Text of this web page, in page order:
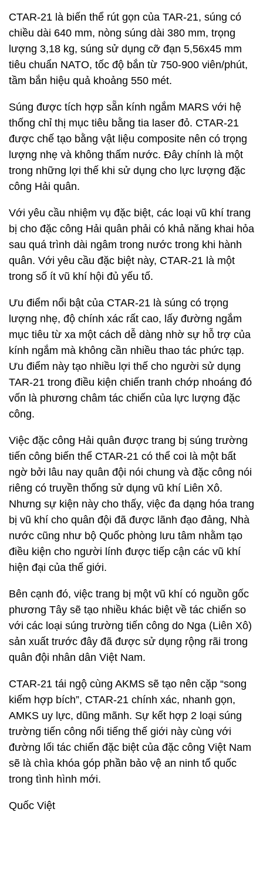
CTAR-21 là biến thể rút gọn của TAR-21, súng có
chiều dài 640 mm, nòng súng dài 380 mm, trọng
lượng 3,18 kg, súng sử dụng cỡ đạn 5,56x45 mm
tiêu chuẩn NATO, tốc độ bắn từ 750-900 viên/phút,
tầm bắn hiệu quả khoảng 550 mét.
Súng được tích hợp sẵn kính ngắm MARS với hệ
thống chỉ thị mục tiêu bằng tia laser đỏ. CTAR-21
được chế tạo bằng vật liệu composite nên có trọng
lượng nhẹ và không thấm nước. Đây chính là một
trong những lợi thế khi sử dụng cho lực lượng đặc
công Hải quân.
Với yêu cầu nhiệm vụ đặc biệt, các loại vũ khí trang
bị cho đặc công Hải quân phải có khả năng khai hỏa
sau quá trình dài ngâm trong nước trong khi hành
quân. Với yêu cầu đặc biệt này, CTAR-21 là một
trong số ít vũ khí hội đủ yếu tố.
Ưu điểm nổi bật của CTAR-21 là súng có trọng
lượng nhẹ, độ chính xác rất cao, lấy đường ngắm
mục tiêu từ xa một cách dễ dàng nhờ sự hỗ trợ của
kính ngắm mà không cần nhiều thao tác phức tạp.
Ưu điểm này tạo nhiều lợi thế cho người sử dụng
TAR-21 trong điều kiện chiến tranh chớp nhoáng đó
vốn là phương châm tác chiến của lực lượng đặc
công.
Việc đặc công Hải quân được trang bị súng trường
tiến công biến thể CTAR-21 có thể coi là một bất
ngờ bởi lâu nay quân đội nói chung và đặc công nói
riêng có truyền thống sử dụng vũ khí Liên Xô.
Nhưng sự kiện này cho thấy, việc đa dạng hóa trang
bị vũ khí cho quân đội đã được lãnh đạo đảng, Nhà
nước cũng như bộ Quốc phòng lưu tâm nhằm tạo
điều kiện cho người lính được tiếp cận các vũ khí
hiện đại của thế giới.
Bên cạnh đó, việc trang bị một vũ khí có nguồn gốc
phương Tây sẽ tạo nhiều khác biệt về tác chiến so
với các loại súng trường tiến công do Nga (Liên Xô)
sản xuất trước đây đã được sử dụng rộng rãi trong
quân đội nhân dân Việt Nam.
CTAR-21 tái ngộ cùng AKMS sẽ tạo nên cặp “song
kiếm hợp bích”, CTAR-21 chính xác, nhanh gọn,
AMKS uy lực, dũng mãnh. Sự kết hợp 2 loại súng
trường tiến công nổi tiếng thế giới này cùng với
đường lối tác chiến đặc biệt của đặc công Việt Nam
sẽ là chìa khóa góp phần bảo vệ an ninh tổ quốc
trong tình hình mới.
Quốc Việt